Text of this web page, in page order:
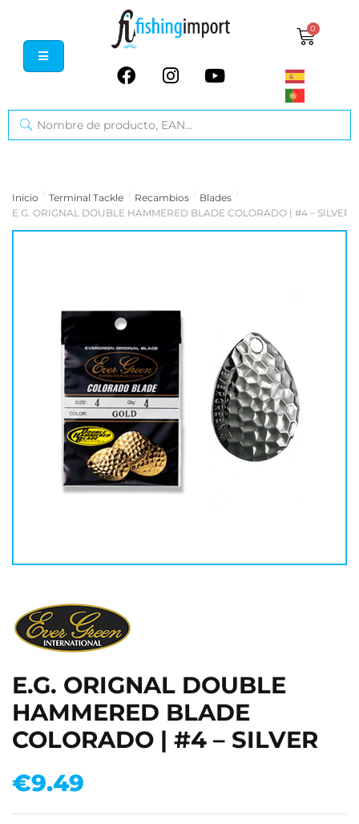
0
Inicio / Terminal Tackle / Recambios / Blades /
E.G. ORIGNAL DOUBLE HAMMERED BLADE COLORADO | #4 – SILVER
E.G. ORIGNAL DOUBLE
HAMMERED BLADE
COLORADO | #4 – SILVER
€9.49